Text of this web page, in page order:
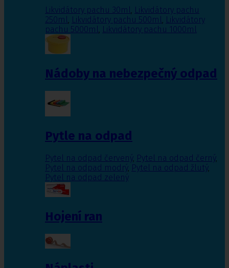
Likvidátory pachu 30ml, Likvidátory pachu
250ml, Likvidátory pachu 500ml, Likvidátory
pachu 5000ml, Likvidátory pachu 1000ml
Nádoby na nebezpečný odpad
Pytle na odpad
Pytel na odpad červený, Pytel na odpad černý,
Pytel na odpad modrý, Pytel na odpad žlutý,
Pytel na odpad zelený
Hojení ran